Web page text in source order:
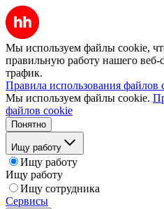
Мы используем файлы cookie,
правильную работу нашего веб-
трафик.
Правила использования файлов
Мы используем файлы cookie.
файлов cookie
Понятно
Ищу работу
Ищу работу
Ищу работу
Ищу сотрудника
Сервисы